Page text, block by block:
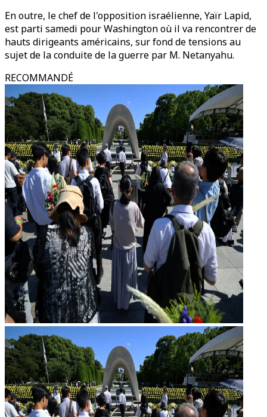
En outre, le chef de l'opposition israélienne, Yaïr Lapid,
est parti samedi pour Washington où il va rencontrer de
hauts dirigeants américains, sur fond de tensions au
sujet de la conduite de la guerre par M. Netanyahu.
RECOMMANDÉ